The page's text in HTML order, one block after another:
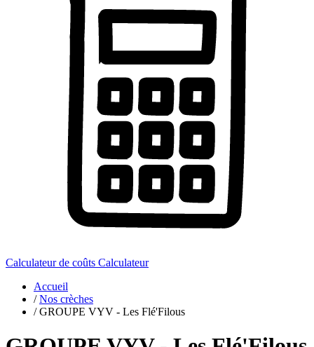
Calculateur de coûts Calculateur
Accueil
/ Nos crèches
/ GROUPE VYV - Les Flé'Filous